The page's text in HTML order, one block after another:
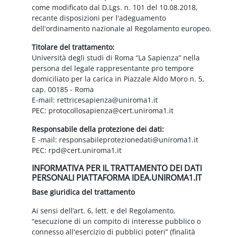
come modificato dal D.Lgs. n. 101 del 10.08.2018,
recante disposizioni per l'adeguamento
dell'ordinamento nazionale al Regolamento europeo.
Titolare del trattamento:
Università degli studi di Roma “La Sapienza” nella
persona del legale rappresentante pro tempore
domiciliato per la carica in Piazzale Aldo Moro n. 5,
cap. 00185 - Roma
E-mail: rettricesapienza@uniroma1.it
PEC: protocollosapienza@cert.uniroma1.it
Responsabile della protezione dei dati:
E -mail: responsabileprotezionedati@uniroma1.it
PEC: rpd@cert.uniroma1.it
INFORMATIVA PER IL TRATTAMENTO DEI DATI
PERSONALI PIATTAFORMA IDEA.UNIROMA1.IT
Base giuridica del trattamento
Ai sensi dell’art. 6, lett. e del Regolamento,
“esecuzione di un compito di interesse pubblico o
connesso all'esercizio di pubblici poteri” (finalità